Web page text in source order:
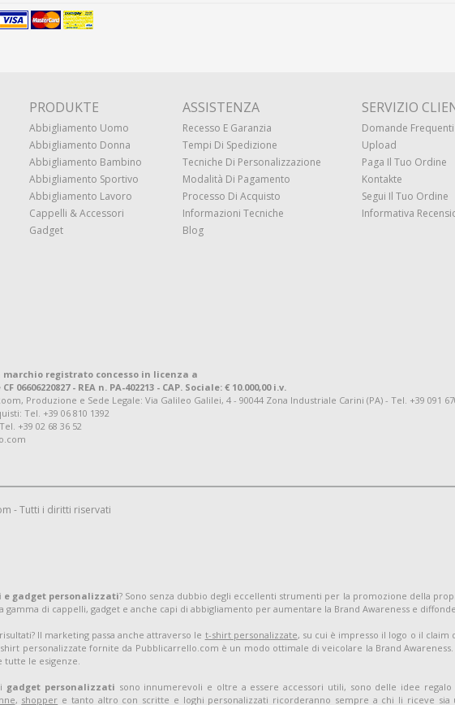
PRODUKTE
Abbigliamento Uomo
Abbigliamento Donna
Abbigliamento Bambino
Abbigliamento Sportivo
Abbigliamento Lavoro
Cappelli & Accessori
Gadget
ASSISTENZA
Recesso E Garanzia
Tempi Di Spedizione
Tecniche Di Personalizzazione
Modalità Di Pagamento
Processo Di Acquisto
Informazioni Tecniche
Blog
SERVIZIO
Domande Frequenti
Upload
Paga Il Tuo Ordine
Kontakte
Segui Il Tuo Ordine
Informativa
marchio registrato concesso in licenza a
06606220827 - REA n. PA-402213 - CAP. Sociale: € 10.000,00 i.v.
Produzione e Sede Legale: Via Galileo Galilei, 4 - 90044 Zona Industriale Carini (PA) - Tel. +39 091
Tel. +39 06 810 1392
Tel. +39 02 68 36 52
- Tutti i diritti riservati
e gadget personalizzati? Sono senza dubbio degli eccellenti strumenti per la promozione della
gamma di cappelli, gadget e anche capi di abbigliamento per aumentare la Brand Awareness e
Il marketing passa anche attraverso le t-shirt personalizzate, su cui è impresso il logo o il claim
personalizzate fornite da Pubblicarrello.com è un modo ottimale di veicolare la Brand
le esigenze.
gadget personalizzati sono innumerevoli e oltre a essere accessori utili, sono delle idee
, shopper e tanto altro con scritte e loghi personalizzati ricorderanno sempre a chi li riceve sia